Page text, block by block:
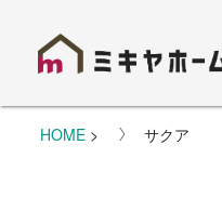
HOME > サクア